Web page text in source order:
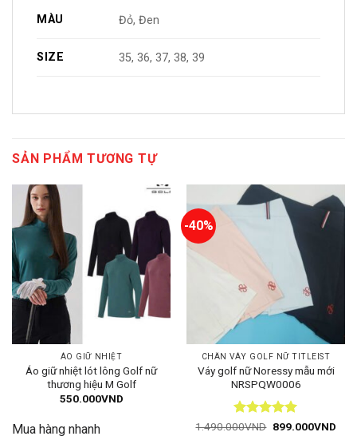
MÀU Đỏ, Đen
SIZE 35, 36, 37, 38, 39
SẢN PHẨM TƯƠNG TỰ
ÁO GIỮ NHIỆT
Áo giữ nhiệt lót lông Golf nữ
thương hiệu M Golf
550.000VND
Mua hàng nhanh
-40%
CHÂN VÁY GOLF NỮ TITLEIST
Váy golf nữ Noressy mẫu mới
NRSPQW0006
Được xếp
1.490.000VND Giá
899.000VNDGiá